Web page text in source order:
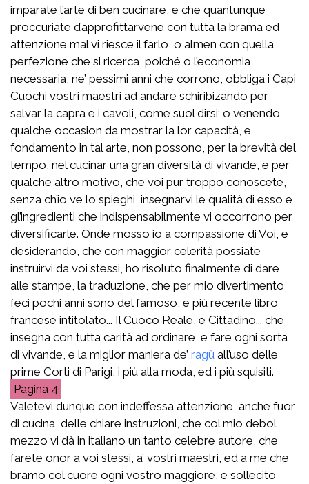
imparate l’arte di ben cucinare, e che quantunque
proccuriate d’approfittarvene con tutta la brama ed
attenzione mal vi riesce il farlo, o almen con quella
perfezione che si ricerca, poiché o l’economia
necessaria, ne’ pessimi anni che corrono, obbliga i Capi
Cuochi vostri maestri ad andare schiribizando per
salvar la capra e i cavoli, come suol dirsi; o venendo
qualche occasion da mostrar la lor capacità, e
fondamento in tal arte, non possono, per la brevità del
tempo, nel cucinar una gran diversità di vivande, e per
qualche altro motivo, che voi pur troppo conoscete,
senza ch’io ve lo spieghi, insegnarvi le qualità di esso e
gl’ingredienti che indispensabilmente vi occorrono per
diversificarle. Onde mosso io a compassione di Voi, e
desiderando, che con maggior celerità possiate
instruirvi da voi stessi, ho risoluto finalmente di dare
alle stampe, la traduzione, che per mio divertimento
feci pochi anni sono del famoso, e più recente libro
francese intitolato... Il Cuoco Reale, e Cittadino... che
insegna con tutta carità ad ordinare, e fare ogni sorta
di vivande, e la miglior maniera de’ ragù all’uso delle
prime Corti di Parigi, i più alla moda, ed i più squisiti.
4
Valetevi dunque con indeffessa attenzione, anche fuor
di cucina, delle chiare instruzioni, che col mio debol
mezzo vi dà in italiano un tanto celebre autore, che
farete onor a voi stessi, a’ vostri maestri, ed a me che
bramo col cuore ogni vostro maggiore, e sollecito